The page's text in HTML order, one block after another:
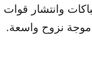
وانتشار قوات
نزوح واسعة.